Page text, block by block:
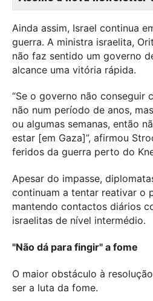
Ainda assim, Israel continua
guerra. A ministra israelita,
não faz sentido um governo
alcance uma vitória rápida.
“Se o governo não conseguir
não num período de anos,
ou algumas semanas, então
estar [em Gaza]”, afirmou
feridos da guerra perto do
Apesar do impasse,
continuam a tentar reativar o
mantendo contactos diários
israelitas de nível intermédio.
"Não dá para fingir" a fome
O maior obstáculo à
ser a luta da fome.